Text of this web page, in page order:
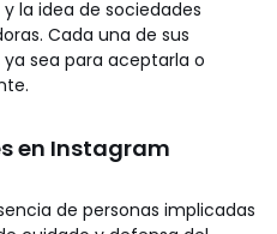
la idea de sociedades
Cada una de sus
sea para aceptarla o
en Instagram
de personas implicadas